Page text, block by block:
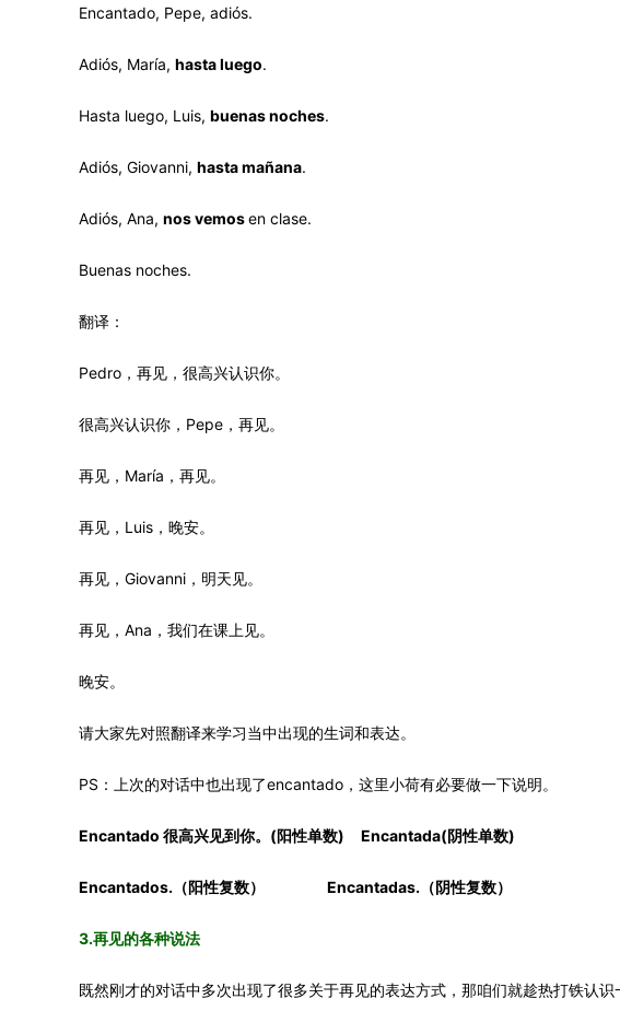
Encantado, Pepe, adiós.
Adiós, María, hasta luego.
Hasta luego, Luis, buenas noches.
Adiós, Giovanni, hasta mañana.
Adiós, Ana, nos vemosen clase.
Buenas noches.
翻译：
Pedro，再见，很高兴认识你。
很高兴认识你，Pepe，再见。
再见，María，再见。
再见，Luis，晚安。
再见，Giovanni，明天见。
再见，Ana，我们在课上见。
晚安。
请大家先对照翻译来学习当中出现的生词和表达。
PS：上次的对话中也出现了encantado，这里小荷有必要做一下说明。
Encantado 很高兴见到你。(阳性单数) Encantada(阴性单数)
Encantados.（阳性复数） Encantadas.（阴性复数）
3.再见的各种说法
既然刚才的对话中多次出现了很多关于再见的表达方式，那咱们就趁热打铁认识